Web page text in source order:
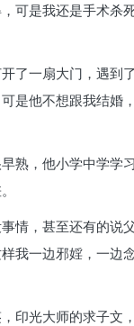
可是我还是手术杀
了一扇大门，遇到
是他不想跟我结婚
熟，他小学中学学
情，甚至还有的说
我一边邪婬，一边
印光大师的求子文